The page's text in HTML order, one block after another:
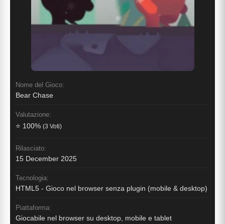
Nome del Gioco:
Bear Chase
Valutazione:
⭐ 100% (3 Voti)
Rilasciato:
15 December 2025
Tecnologia:
HTML5 - Gioco nel browser senza plugin (mobile & desktop)
Piattaforma:
Giocabile nel browser su desktop, mobile e tablet